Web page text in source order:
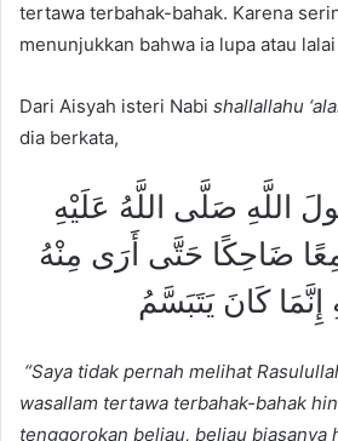
tertawa terbahak-bahak. Karena
menunjukkan bahwa ia lupa atau
Dari Aisyah isteri Nabi shallallahu
dia berkata,
اللَّهِ صَلَّى اللَّهُ عَلَيْهِ
ضَاحِكًا حَتَّى أَرَى مِنْهُ
إِنَّمَا كَانَ يَتَبَسَّمُ
“Saya tidak pernah melihat
wasallam tertawa terbahak-bahak
tenggorokan beliau, beliau biasanya